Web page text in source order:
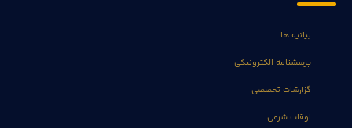
بیانیه ها
پرسشنامه الکترونیکی
گزارشات تخصصی
اوقات شرعی